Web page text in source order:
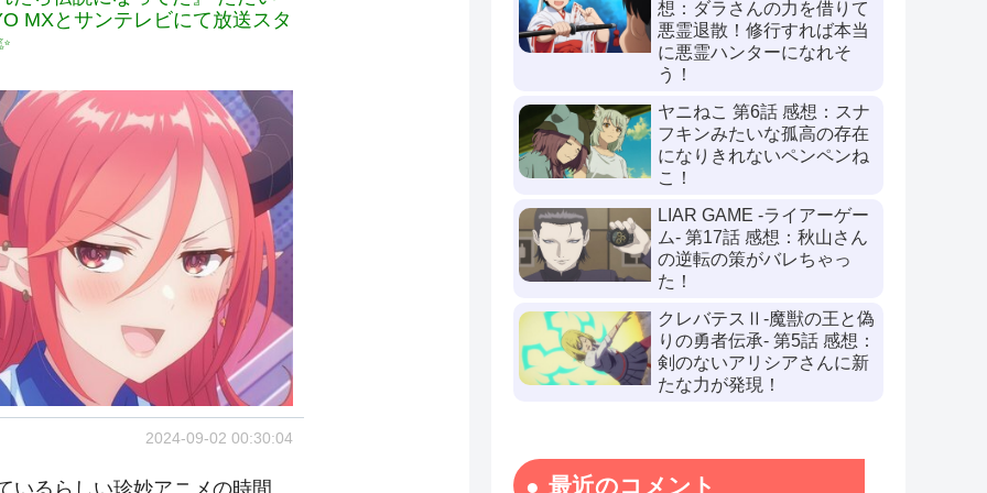
MXとサンテレビにて放送スタ
2024-09-02 00:30:04
るらしい珍妙アニメの時間
想：ダラさんの力を借りて
悪霊退散！修行すれば本当
に悪霊ハンターになれそ
う！
ヤニねこ 第6話 感想：スナ
フキンみたいな孤高の存在
になりきれないペンペンね
こ！
LIAR GAME -ライアーゲー
ム- 第17話 感想：秋山さん
の逆転の策がバレちゃっ
た！
クレバテスⅡ-魔獣の王と偽
りの勇者伝承- 第5話 感想：
剣のないアリシアさんに新
たな力が発現！
最近のコメント